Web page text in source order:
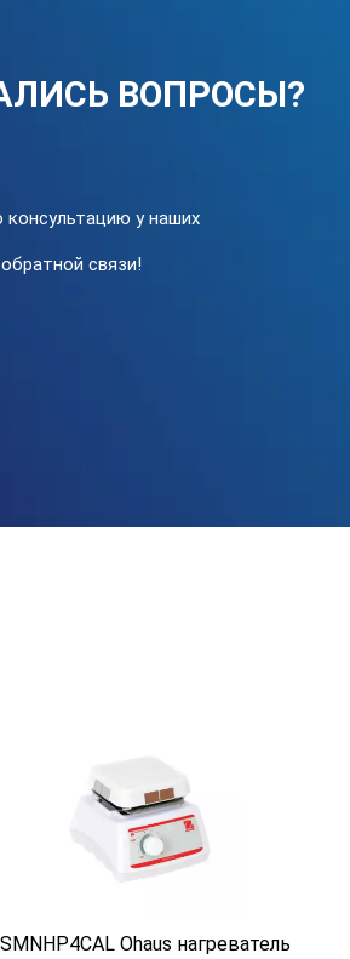
± 0,002 °C при
± 0,004 °C при
± 0,002 °C
0,01 °C; в
размеры под заказ)
с жидкой средой
115 В
622 x 768 x
ВОПРОСЫ?
у наших
связи!
Ohaus нагреватель